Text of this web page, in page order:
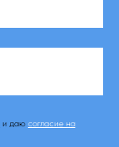
и даю согласие на